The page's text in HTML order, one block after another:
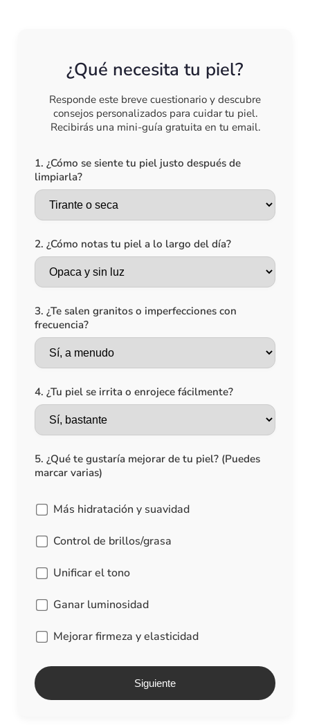
¿Qué necesita tu piel?
Responde este breve cuestionario y descubre
consejos personalizados para cuidar tu piel.
Recibirás una mini-guía gratuita en tu email.
1. ¿Cómo se siente tu piel justo después de
limpiarla?
2. ¿Cómo notas tu piel a lo largo del día?
3. ¿Te salen granitos o imperfecciones con
frecuencia?
4. ¿Tu piel se irrita o enrojece fácilmente?
5. ¿Qué te gustaría mejorar de tu piel? (Puedes
marcar varias)
Más hidratación y suavidad
Control de brillos/grasa
Unificar el tono
Ganar luminosidad
Mejorar firmeza y elasticidad
Siguiente